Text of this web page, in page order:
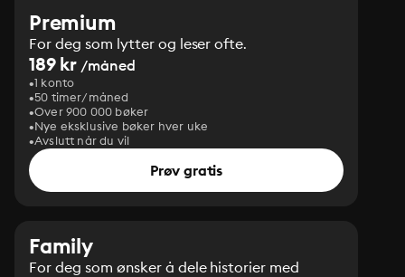
Premium
For deg som lytter og leser ofte.
189 kr /måned
1 konto
50 timer/måned
Over 900 000 bøker
Nye eksklusive bøker hver uke
Avslutt når du vil
Prøv gratis
Family
For deg som ønsker å dele historier med